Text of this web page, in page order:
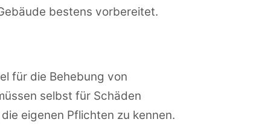
bestens vorbereitet.
für die Behebung von
selbst für Schäden
eigenen Pflichten zu kennen.